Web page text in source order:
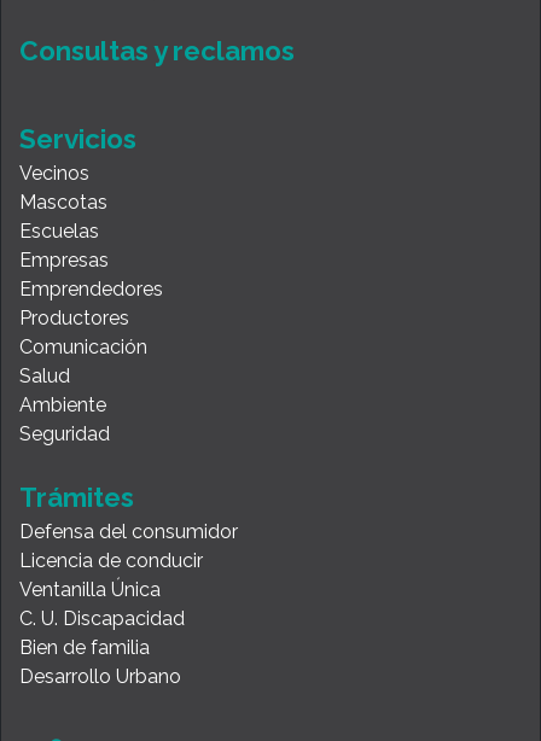
Consultas y reclamos
Servicios
Vecinos
Mascotas
Escuelas
Empresas
Emprendedores
Productores
Comunicación
Salud
Ambiente
Seguridad
Trámites
Defensa del consumidor
Licencia de conducir
Ventanilla Única
C. U. Discapacidad
Bien de familia
Desarrollo Urbano